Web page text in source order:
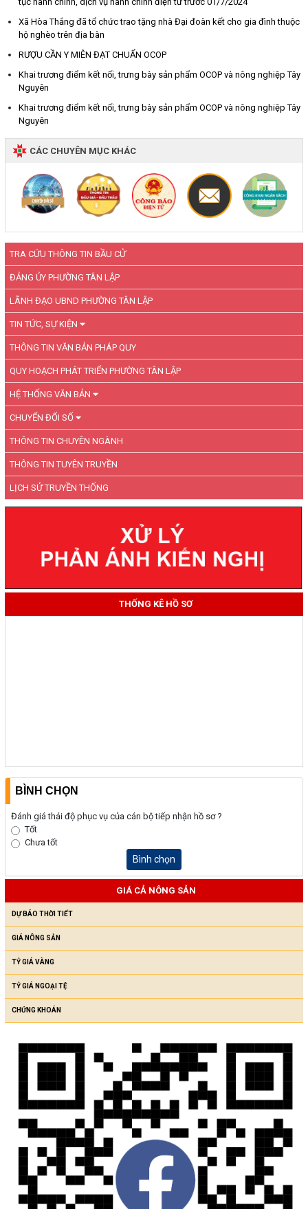
TRA CỨU THÔNG TIN BẦU CỬ
ĐẢNG ỦY PHƯỜNG TÂN LẬP
LÃNH ĐẠO UBND PHƯỜNG TÂN LẬP
TIN TỨC, SỰ KIỆN
THÔNG TIN VĂN BẢN PHÁP QUY
QUY HOẠCH PHÁT TRIỂN PHƯỜNG TÂN LẬP
HỆ THỐNG VĂN BẢN
CHUYỂN ĐỔI SỐ
THÔNG TIN CHUYÊN NGÀNH
THÔNG TIN TUYÊN TRUYỀN
LỊCH SỬ TRUYỀN THỐNG
THỐNG KÊ HỒ SƠ
BÌNH CHỌN
Đánh giá thái độ phục vụ của cán bộ tiếp nhận hồ sơ ?
Tốt
Chưa tốt
Bình chọn
GIÁ CẢ NÔNG SẢN
DỰ BÁO THỜI TIẾT
GIÁ NÔNG SẢN
TỶ GIÁ VÀNG
TỶ GIÁ NGOẠI TỆ
CHỨNG KHOÁN
Xã Hòa Thắng đã tổ chức trao tặng nhà Đại đoàn kết cho gia đình thuộc
hộ nghèo trên địa bàn
RƯỢU CẦN Y MIÊN ĐẠT CHUẨN OCOP
Khai trương điểm kết nối, trưng bày sản phẩm OCOP và nông nghiệp Tây
Nguyên
Khai trương điểm kết nối, trưng bày sản phẩm OCOP và nông nghiệp Tây
Nguyên
CÁC CHUYÊN MỤC KHÁC